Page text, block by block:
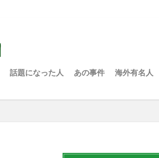
話題になった人 あの事件 海外有名人